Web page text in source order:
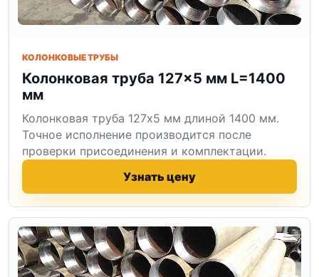
КОЛОНКОВЫЕ ТРУБЫ
Колонковая труба 127×5 мм L=1400
мм
Колонковая труба 127x5 мм длиной 1400 мм.
Точное исполнение производится после
проверки присоединения и комплектации.
Узнать цену